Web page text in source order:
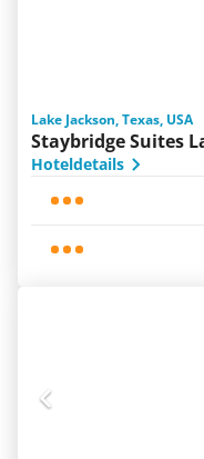
Lake Jackson, Texas, USA
Staybridge Suites
Hoteldetails